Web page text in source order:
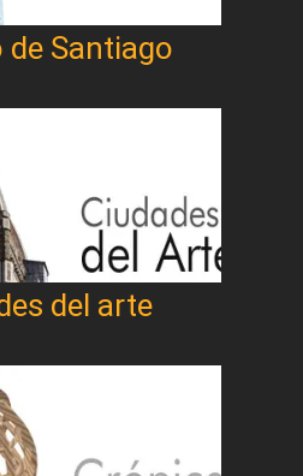
de Santiago
del arte